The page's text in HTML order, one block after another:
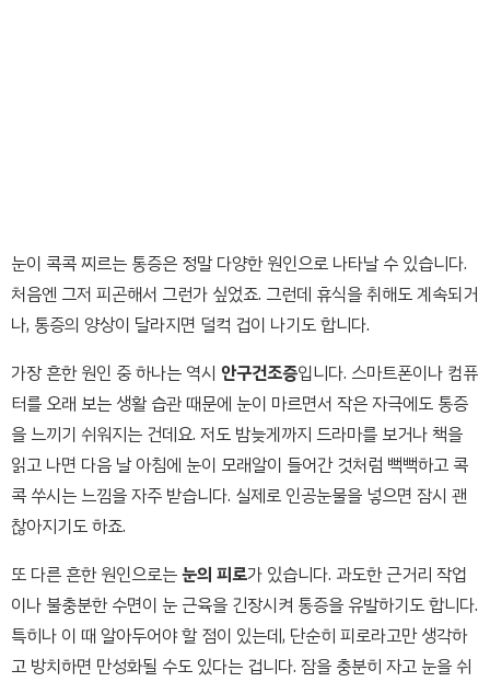
눈이 콕콕 찌르는 통증은 정말 다양한 원인으로 나타날 수 있습니다.
처음엔 그저 피곤해서 그런가 싶었죠. 그런데 휴식을 취해도 계속되거
나, 통증의 양상이 달라지면 덜컥 겁이 나기도 합니다.
가장 흔한 원인 중 하나는 역시 안구건조증입니다. 스마트폰이나 컴퓨
터를 오래 보는 생활 습관 때문에 눈이 마르면서 작은 자극에도 통증
을 느끼기 쉬워지는 건데요. 저도 밤늦게까지 드라마를 보거나 책을
읽고 나면 다음 날 아침에 눈이 모래알이 들어간 것처럼 뻑뻑하고 콕
콕 쑤시는 느낌을 자주 받습니다. 실제로 인공눈물을 넣으면 잠시 괜
찮아지기도 하죠.
또 다른 흔한 원인으로는눈의 피로가 있습니다. 과도한 근거리 작업
이나 불충분한 수면이 눈 근육을 긴장시켜 통증을 유발하기도 합니다.
특히나 이 때 알아두어야 할 점이 있는데, 단순히 피로라고만 생각하
고 방치하면 만성화될 수도 있다는 겁니다. 잠을 충분히 자고 눈을 쉬